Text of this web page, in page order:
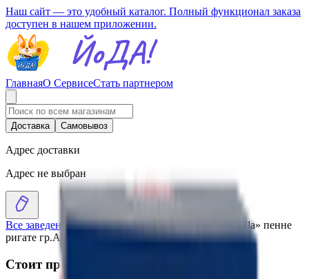
Наш сайт — это удобный каталог. Полный функционал заказа
доступен в нашем приложении.
ГлавнаяО СервисеСтать партнером
Доставка Самовывоз
Адрес доставки
Адрес не выбран
Все заведения›Каталог›Макаронные изделия «Barilla» пенне
ригате гр.А в/с
Стоит присмотреться